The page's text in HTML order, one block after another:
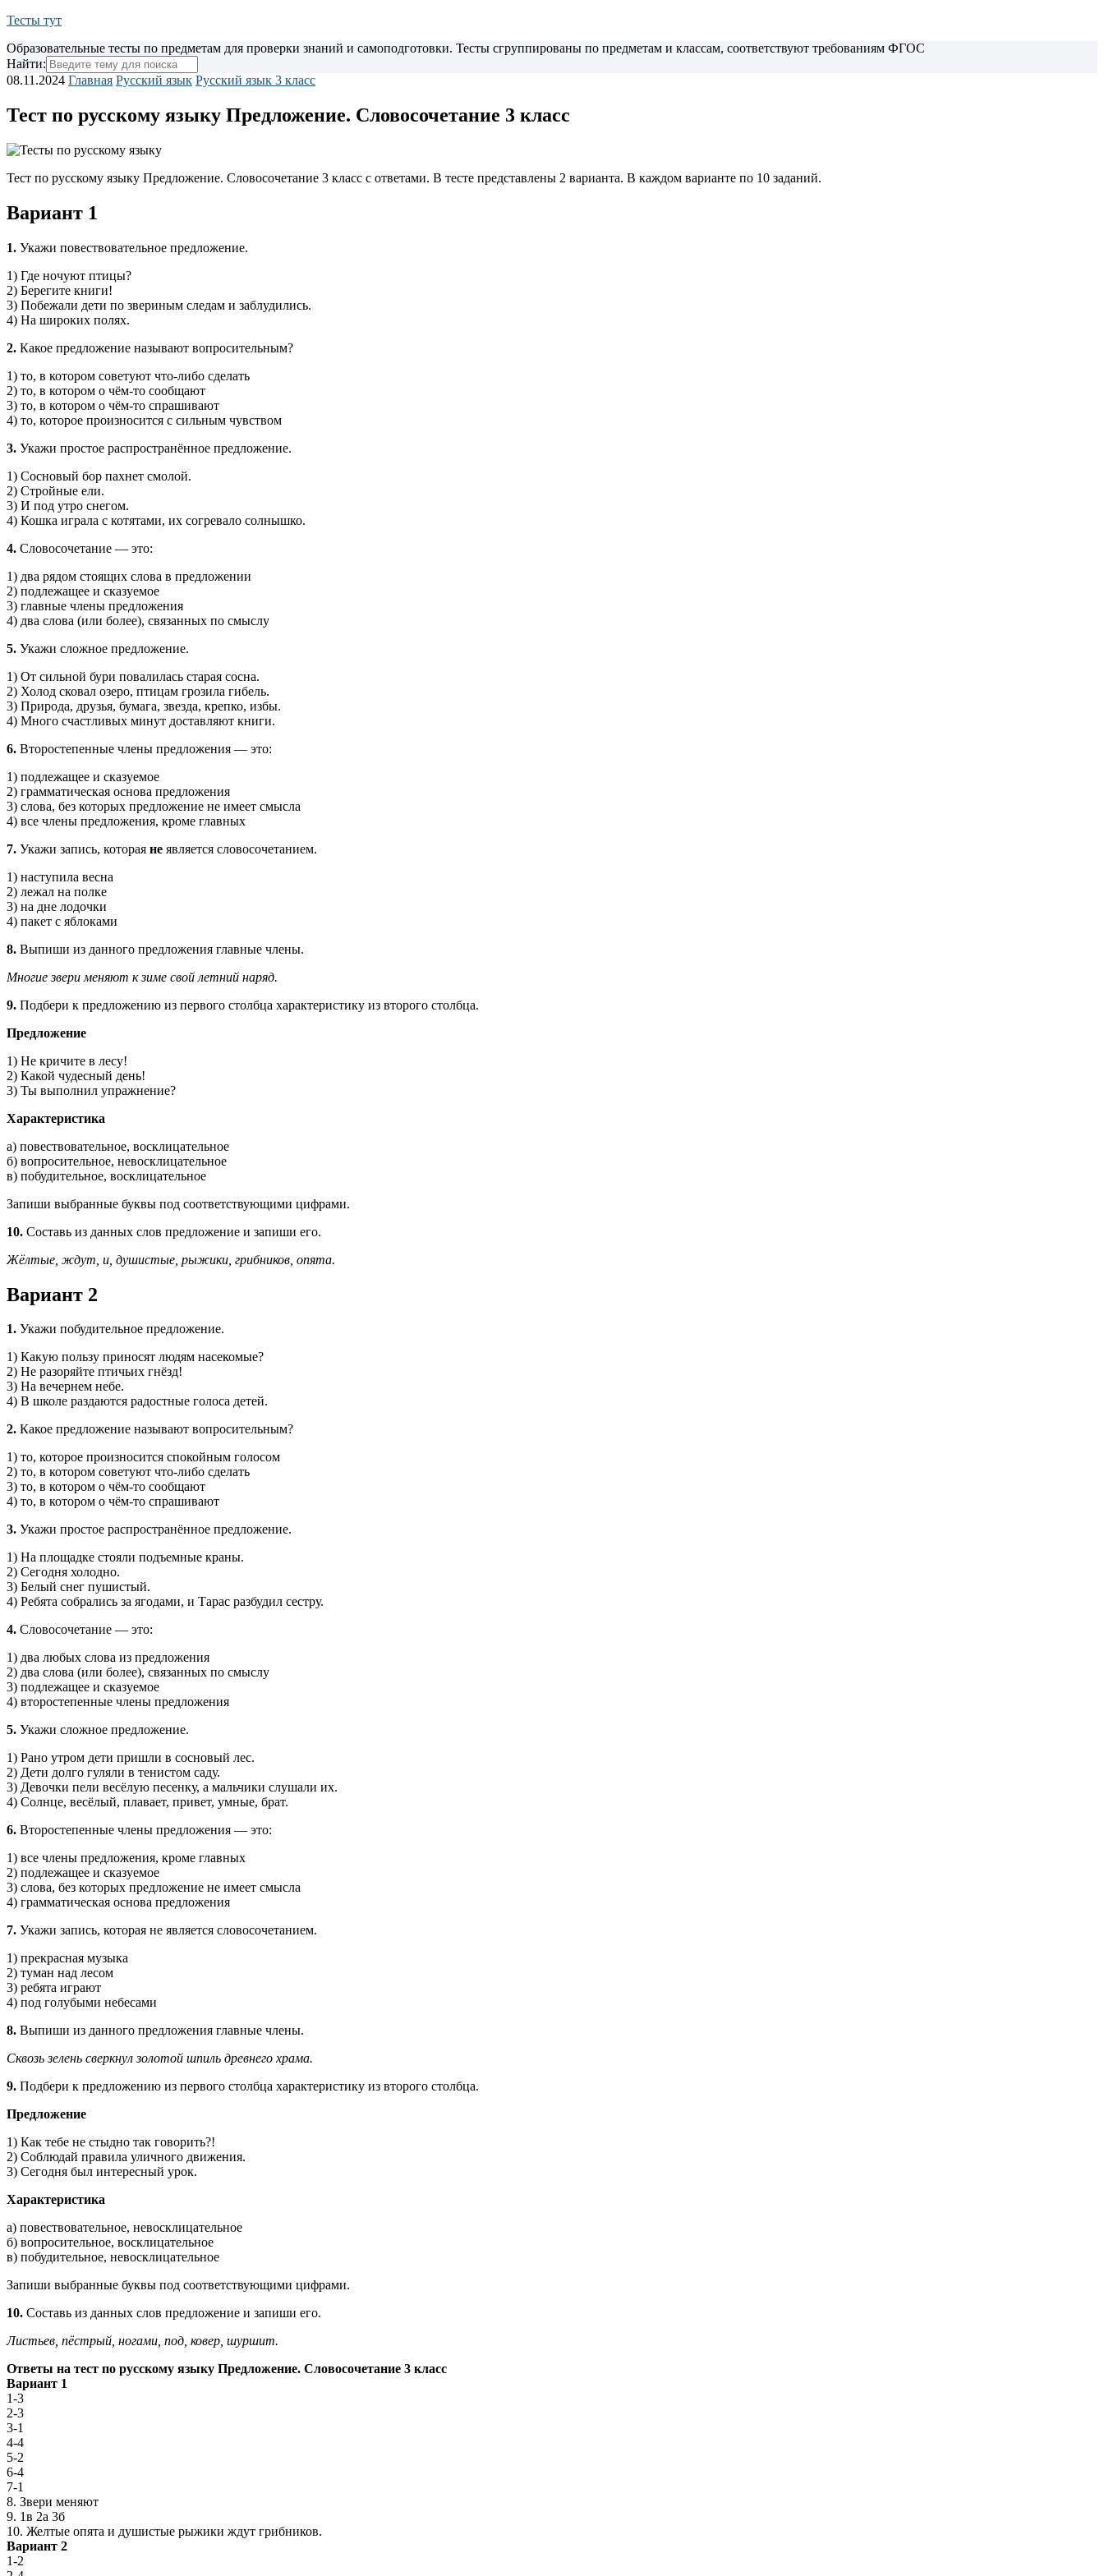
Тесты тут
Образовательные тесты по предметам для проверки знаний и самоподготовки. Тесты сгруппированы по предметам и классам, соответствуют требованиям ФГОС
Найти:
08.11.2024 Главная Русский язык Русский язык 3 класс
Тест по русскому языку Предложение. Словосочетание 3 класс
Тест по русскому языку Предложение. Словосочетание 3 класс с ответами. В тесте представлены 2 варианта. В каждом варианте по 10 заданий.
Вариант 1
1. Укажи повествовательное предложение.
1) Где ночуют птицы?
2) Берегите книги!
3) Побежали дети по звериным следам и заблудились.
4) На широких полях.
2. Какое предложение называют вопросительным?
1) то, в котором советуют что-либо сделать
2) то, в котором о чём-то сообщают
3) то, в котором о чём-то спрашивают
4) то, которое произносится с сильным чувством
3. Укажи простое распространённое предложение.
1) Сосновый бор пахнет смолой.
2) Стройные ели.
3) И под утро снегом.
4) Кошка играла с котятами, их согревало солнышко.
4. Словосочетание — это:
1) два рядом стоящих слова в предложении
2) подлежащее и сказуемое
3) главные члены предложения
4) два слова (или более), связанных по смыслу
5. Укажи сложное предложение.
1) От сильной бури повалилась старая сосна.
2) Холод сковал озеро, птицам грозила гибель.
3) Природа, друзья, бумага, звезда, крепко, избы.
4) Много счастливых минут доставляют книги.
6. Второстепенные члены предложения — это:
1) подлежащее и сказуемое
2) грамматическая основа предложения
3) слова, без которых предложение не имеет смысла
4) все члены предложения, кроме главных
7. Укажи запись, которая не является словосоче­танием.
1) наступила весна
2) лежал на полке
3) на дне лодочки
4) пакет с яблоками
8. Выпиши из данного предложения главные члены.
Многие звери меняют к зиме свой летний наряд.
9. Подбери к предложению из первого столбца характеристику из второго столбца.
Предложение
1) Не кричите в лесу!
2) Какой чудесный день!
3) Ты выполнил упражнение?
Характеристика
а) повествовательное, восклицательное
б) вопросительное, невосклицательное
в) побудительное, восклицательное
Запиши выбранные буквы под соответствующими цифрами.
10. Составь из данных слов предложение и запиши его.
Жёлтые, ждут, и, душистые, рыжики, грибников, опята.
Вариант 2
1. Укажи побудительное предложение.
1) Какую пользу приносят людям насекомые?
2) Не разоряйте птичьих гнёзд!
3) На вечернем небе.
4) В школе раздаются радостные голоса детей.
2. Какое предложение называют вопросительным?
1) то, которое произносится спокойным голосом
2) то, в котором советуют что-либо сделать
3) то, в котором о чём-то сообщают
4) то, в котором о чём-то спрашивают
3. Укажи простое распространённое предложение.
1) На площадке стояли подъемные краны.
2) Сегодня холодно.
3) Белый снег пушистый.
4) Ребята собрались за ягодами, и Тарас разбудил сестру.
4. Словосочетание — это:
1) два любых слова из предложения
2) два слова (или более), связанных по смыслу
3) подлежащее и сказуемое
4) второстепенные члены предложения
5. Укажи сложное предложение.
1) Рано утром дети пришли в сосновый лес.
2) Дети долго гуляли в тенистом саду.
3) Девочки пели весёлую песенку, а мальчики слушали их.
4) Солнце, весёлый, плавает, привет, умные, брат.
6. Второстепенные члены предложения — это:
1) все члены предложения, кроме главных
2) подлежащее и сказуемое
3) слова, без которых предложение не имеет смысла
4) грамматическая основа предложения
7. Укажи запись, которая не является словосоче­танием.
1) прекрасная музыка
2) туман над лесом
3) ребята играют
4) под голубыми небесами
8. Выпиши из данного предложения главные члены.
Сквозь зелень сверкнул золотой шпиль древнего храма.
9. Подбери к предложению из первого столбца характеристику из второго столбца.
Предложение
1) Как тебе не стыдно так говорить?!
2) Соблюдай правила уличного движения.
3) Сегодня был интересный урок.
Характеристика
а) повествовательное, невосклицательное
б) вопросительное, восклицательное
в) побудительное, невосклицательное
Запиши выбранные буквы под соответствующими цифрами.
10. Составь из данных слов предложение и запиши его.
Листьев, пёстрый, ногами, под, ковер, шуршит.
Ответы на тест по русскому языку Предложение. Словосочетание 3 класс
Вариант 1
1-3
2-3
3-1
4-4
5-2
6-4
7-1
8. Звери меняют
9. 1в 2а 3б
10. Желтые опята и душистые рыжики ждут грибников.
Вариант 2
1-2